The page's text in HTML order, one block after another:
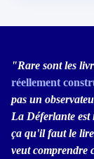
"Rare sont les
réellement
pas un
La Déferlante est
ça qu'il faut le
veut comprendre